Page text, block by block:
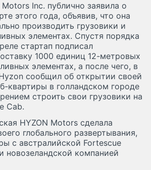
Inc. публично заявила о
этого года, объявив, что она
производить грузовики и
элементах. Спустя порядка
стартап подписал
1000 единиц 12-метровых
элементах, а после чего, в
сообщил об открытии своей
квартиры в голландском городе
строить свои грузовики на
Cab.
HYZON Motors сделала
глобального развертывания,
с австралийской Fortescue
новозеландской компанией